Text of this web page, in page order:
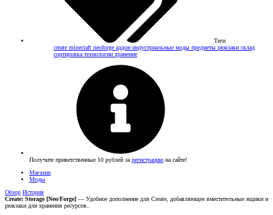
Теги
create minecraft neoforge аддон индустриальные моды предметы рюкзаки склад
сортировка технологии хранение
Получите приветственные 10 рублей за регистрацию на сайте!
Магазин
Моды
Обзор История
Create: Storage [Neo/Forge] — Удобное дополнение для Create, добавляющее вместительные ящики и
рюкзаки для хранения ресурсов..